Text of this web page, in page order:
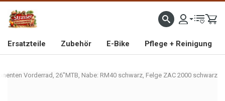
IMPORTEUR VON HOCHWERTIGEN FAHRRAD- UND MOFAERSATZTEILEN SEIT 1993
Ersatzteile Zubehör E-Bike Pflege + Reinigung
Vorderrad, 26"MTB, Nabe: RM40 schwarz, Felge ZAC 2000 schwarz